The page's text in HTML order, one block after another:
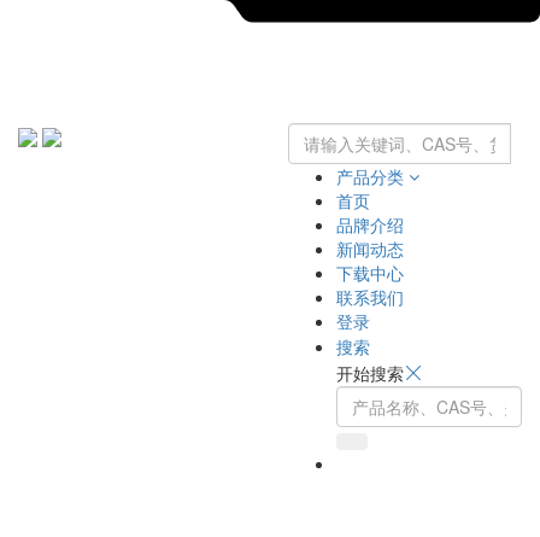
产品分类
首页
品牌介绍
新闻动态
下载中心
联系我们
登录
搜索
开始搜索